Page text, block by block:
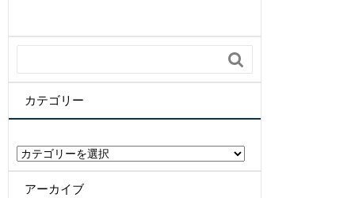

カテゴリー
カ
テ
ゴアーカイブ